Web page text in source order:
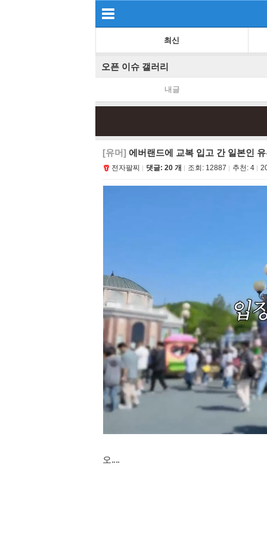
최신
오픈 이슈 갤러리
내글
[유머] 에버랜드에 교복 입고 간 일본인
전자팔찌 댓글: 20 개 조회: 12887 추천: 4
오....